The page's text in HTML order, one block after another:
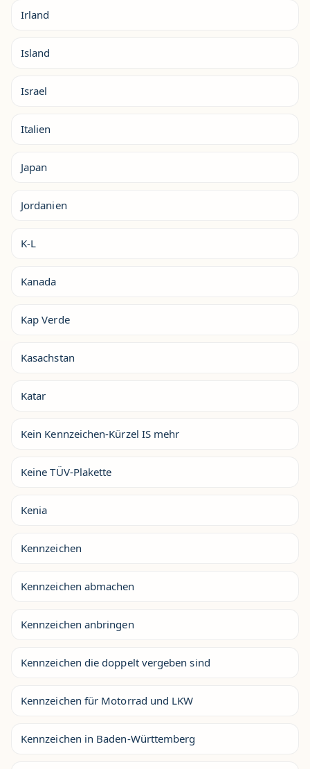
Irland
Island
Israel
Italien
Japan
Jordanien
K-L
Kanada
Kap Verde
Kasachstan
Katar
Kein Kennzeichen-Kürzel IS mehr
Keine TÜV-Plakette
Kenia
Kennzeichen
Kennzeichen abmachen
Kennzeichen anbringen
Kennzeichen die doppelt vergeben sind
Kennzeichen für Motorrad und LKW
Kennzeichen in Baden-Württemberg